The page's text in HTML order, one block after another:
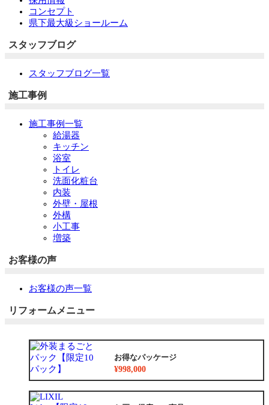
コンセプト
県下最大級ショールーム
スタッフブログ
スタッフブログ一覧
施工事例
施工事例一覧
給湯器
キッチン
浴室
トイレ
洗面化粧台
内装
外壁・屋根
外構
小工事
増築
お客様の声
お客様の声一覧
リフォームメニュー
お得なパッケージ
¥998,000